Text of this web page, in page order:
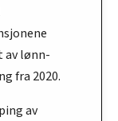
av lønn-
fra 2020.
av